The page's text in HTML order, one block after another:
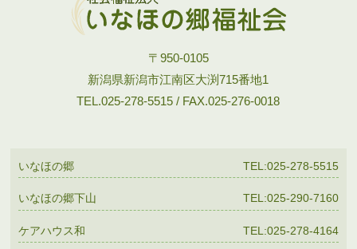
〒950-0105
新潟県新潟市江南区大渕715番地1
TEL.025-278-5515 / FAX.025-276-0018
いなほの郷 TEL:025-278-5515
いなほの郷下山 TEL:025-290-7160
ケアハウス和 TEL:025-278-4164